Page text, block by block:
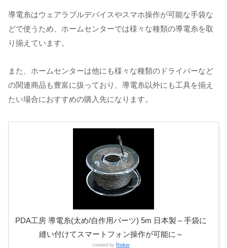
導電糸はウェアラブルデバイスやスマホ操作が可能な手袋な
どで使うため、ホームセンターでは様々な種類の導電糸を取
り揃えています。
また、ホームセンターは他にも様々な種類のドライバーなど
の関連商品も豊富に扱っており、導電糸以外にも工具を揃え
たい場合におすすめの購入先になります。
PDA工房 導電糸(太め/自作用パーツ) 5m 日本製～手袋に
縫い付けてスマートフォン操作が可能に～
created by Rinker